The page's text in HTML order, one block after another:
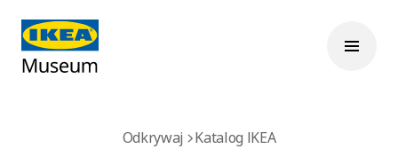
Odkrywaj Katalog IKEA